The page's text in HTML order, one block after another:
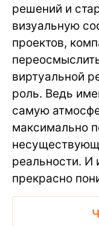
решений и
визуальную
проектов,
виртуальной
роль. Ведь
самую
максимально
реальности. И
прекрасно